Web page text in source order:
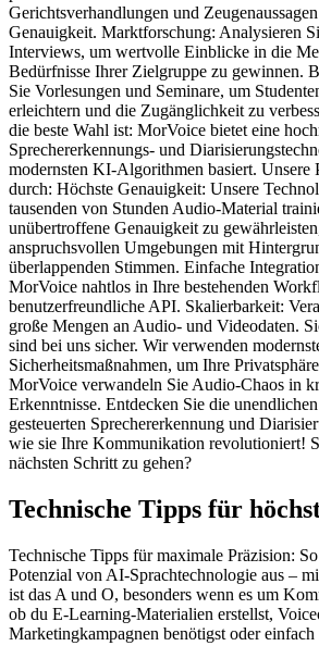
Gerichtsverhandlungen und
Genauigkeit. Marktforschung: Analysieren
Interviews, um wertvolle Einblicke in die
Bedürfnisse Ihrer Zielgruppe zu gewinnen.
Sie Vorlesungen und Seminare, um
erleichtern und die Zugänglichkeit zu
die beste Wahl ist: MorVoice bietet eine
Sprechererkennungs- und
modernsten KI-Algorithmen basiert. Unsere
durch: Höchste Genauigkeit: Unsere
tausenden von Stunden Audio-Material
unübertroffene Genauigkeit zu
anspruchsvollen Umgebungen mit
überlappenden Stimmen. Einfache
MorVoice nahtlos in Ihre bestehenden
benutzerfreundliche API. Skalierbarkeit:
große Mengen an Audio- und Videodaten.
sind bei uns sicher. Wir verwenden
Sicherheitsmaßnahmen, um Ihre
MorVoice verwandeln Sie Audio-Chaos in
Erkenntnisse. Entdecken Sie die
gesteuerten Sprechererkennung und
wie sie Ihre Kommunikation revolutioniert!
nächsten Schritt zu gehen?
Technische Tipps für
Technische Tipps für maximale Präzision:
Potenzial von AI-Sprachtechnologie aus –
ist das A und O, besonders wenn es um
ob du E-Learning-Materialien erstellst,
Marketingkampagnen benötigst oder